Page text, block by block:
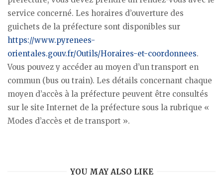
service concerné. Les horaires d’ouverture des
guichets de la préfecture sont disponibles sur
https://www.pyrenees-
orientales.gouv.fr/Outils/Horaires-et-coordonnees.
Vous pouvez y accéder au moyen d’un transport en
commun (bus ou train). Les détails concernant chaque
moyen d’accès à la préfecture peuvent être consultés
sur le site Internet de la préfecture sous la rubrique «
Modes d’accès et de transport ».
YOU MAY ALSO LIKE